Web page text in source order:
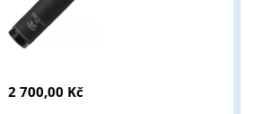
2 700,00 Kč